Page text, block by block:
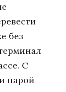
без
С
парой